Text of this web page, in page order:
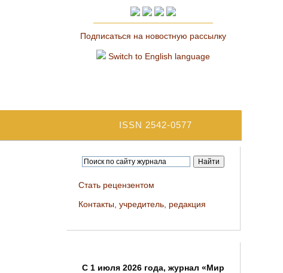
Подписаться на новостную рассылку
Switch to English language
ISSN 2542-0577
Стать рецензентом
Контакты, учредитель, редакция
C 1 июля 2026 года, журнал «Мир